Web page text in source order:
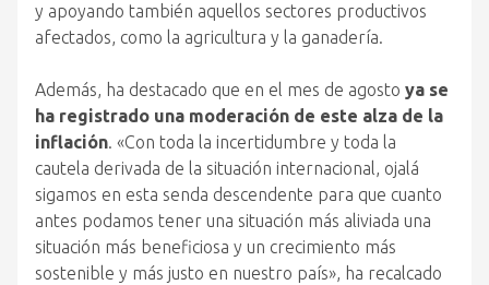
y apoyando también aquellos sectores productivos
afectados, como la agricultura y la ganadería.
Además, ha destacado que en el mes de agosto ya se
ha registrado una moderación de este alza de la
inflación. «Con toda la incertidumbre y toda la
cautela derivada de la situación internacional, ojalá
sigamos en esta senda descendente para que cuanto
antes podamos tener una situación más aliviada una
situación más beneficiosa y un crecimiento más
sostenible y más justo en nuestro país», ha recalcado